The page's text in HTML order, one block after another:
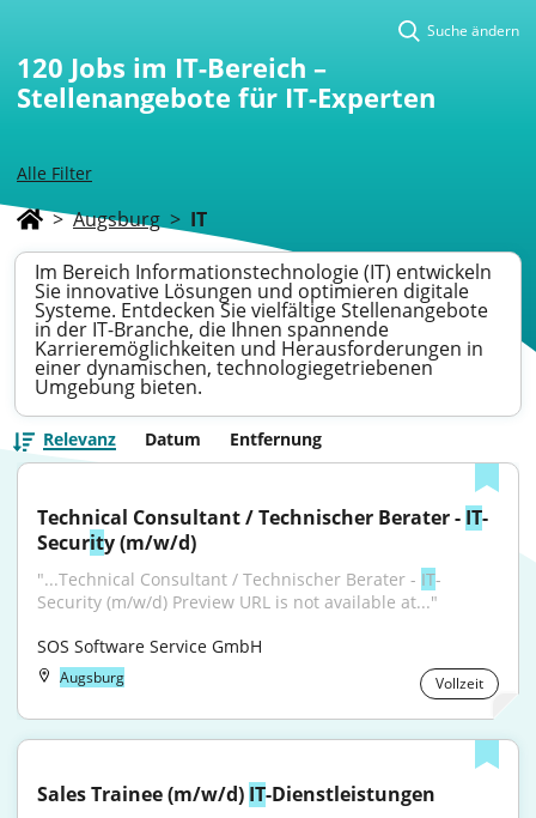
Alle Filter
Suche ändern
120 Jobs im IT-Bereich –
Stellenangebote für IT-Experten
> Augsburg > IT
Im Bereich Informationstechnologie (IT) entwickeln
Sie innovative Lösungen und optimieren digitale
Systeme. Entdecken Sie vielfältige Stellenangebote
in der IT-Branche, die Ihnen spannende
Karrieremöglichkeiten und Herausforderungen in
einer dynamischen, technologiegetriebenen
Umgebung bieten.
Relevanz Datum Entfernung
Technical Consultant / Technischer Berater - IT-
Security (m/w/d)
"...Technical Consultant / Technischer Berater - IT-
Security (m/w/d) Preview URL is not available at..."
SOS Software Service GmbH
Augsburg Vollzeit
Sales Trainee (m/w/d) IT-Dienstleistungen